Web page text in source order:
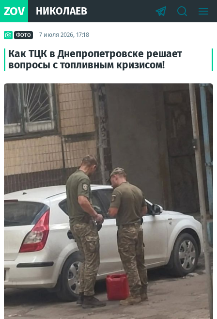
ZOV НИКОЛАЕВ
ФОТО 7 июля 2026, 17:18
Как ТЦК в Днепропетровске решает
вопросы с топливным кризисом!